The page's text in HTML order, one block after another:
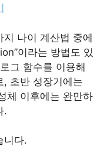
나이 계산법 중에
이라는 방법도 있
그 함수를 이용해
, 초반 성장기에는
체 이후에는 완만하
.
니다.